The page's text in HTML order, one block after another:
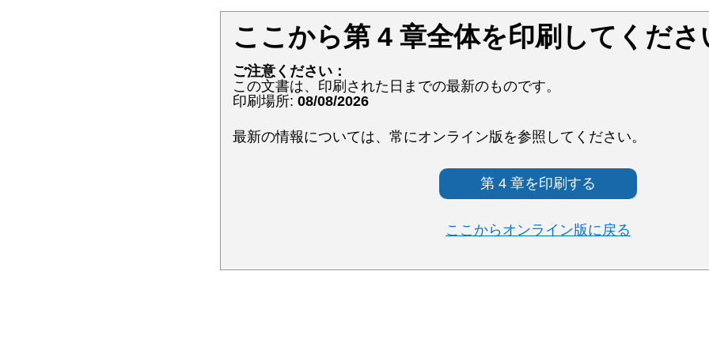
ここから第 4 章全体を印刷してくださ
ご注意ください：
この文書は、印刷された日までの最新のものです。
印刷場所:08/08/2026
最新の情報については、常にオンライン版を参照してください。
第 4 章を印刷する
ここからオンライン版に戻る